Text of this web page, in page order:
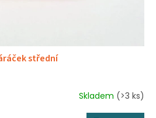
střední
Skladem (>3 ks)